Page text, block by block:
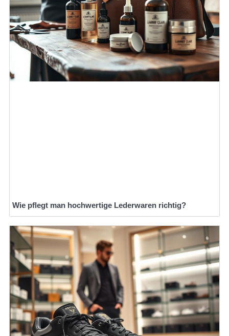
Wie pflegt man hochwertige Lederwaren richtig?